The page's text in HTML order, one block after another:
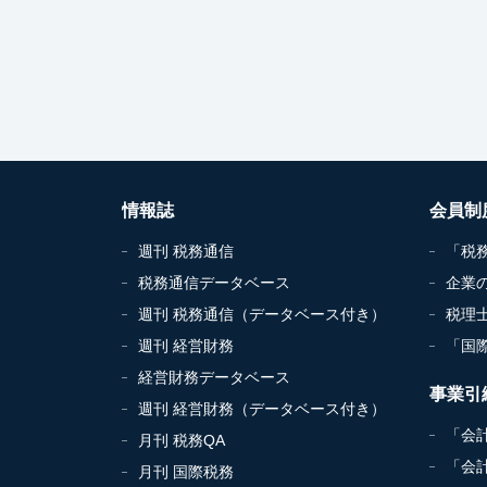
情報誌
週刊 税務通信
税務通信データベース
週刊 税務通信（データベース付き）
週刊 経営財務
経営財務データベース
週刊 経営財務（データベース付き）
月刊 税務QA
月刊 国際税務
会員制
「税
企業
税理
「国
事業引
「会
「会